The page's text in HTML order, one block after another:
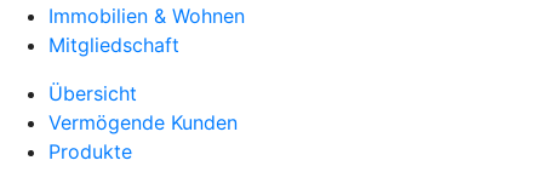
Immobilien & Wohnen
Mitgliedschaft
Übersicht
Vermögende Kunden
Produkte